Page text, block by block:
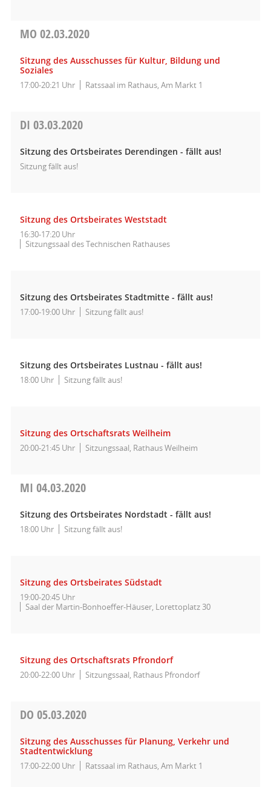
MO 02.03.2020
Sitzung des Ausschusses für Kultur, Bildung und
Soziales
17:00-20:21 Uhr Ratssaal im Rathaus, Am Markt 1
DI 03.03.2020
Sitzung des Ortsbeirates Derendingen - fällt aus!
Sitzung fällt aus!
Sitzung des Ortsbeirates Weststadt
16:30-17:20 Uhr
Sitzungssaal des Technischen Rathauses
Sitzung des Ortsbeirates Stadtmitte - fällt aus!
17:00-19:00 Uhr Sitzung fällt aus!
Sitzung des Ortsbeirates Lustnau - fällt aus!
18:00 Uhr Sitzung fällt aus!
Sitzung des Ortschaftsrats Weilheim
20:00-21:45 Uhr Sitzungssaal, Rathaus Weilheim
MI 04.03.2020
Sitzung des Ortsbeirates Nordstadt - fällt aus!
18:00 Uhr Sitzung fällt aus!
Sitzung des Ortsbeirates Südstadt
19:00-20:45 Uhr
Saal der Martin-Bonhoeffer-Häuser, Lorettoplatz 30
Sitzung des Ortschaftsrats Pfrondorf
20:00-22:00 Uhr Sitzungssaal, Rathaus Pfrondorf
DO 05.03.2020
Sitzung des Ausschusses für Planung, Verkehr und
Stadtentwicklung
17:00-22:00 Uhr Ratssaal im Rathaus, Am Markt 1